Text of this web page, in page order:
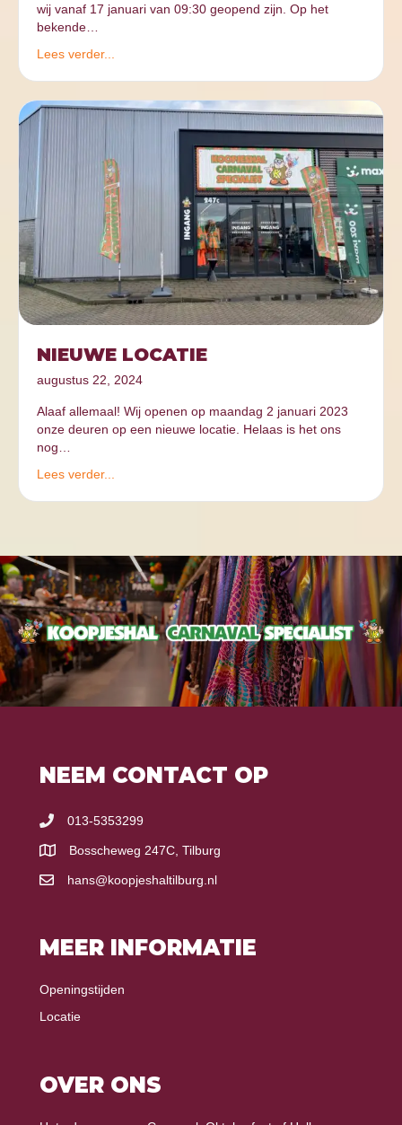
wij vanaf 17 januari van 09:30 geopend zijn. Op het
bekende…
Lees verder...
NIEUWE LOCATIE
augustus 22, 2024
Alaaf allemaal! Wij openen op maandag 2 januari 2023
onze deuren op een nieuwe locatie. Helaas is het ons
nog…
Lees verder...
NEEM CONTACT OP
013-5353299
Bosscheweg 247C, Tilburg
hans@koopjeshaltilburg.nl
MEER INFORMATIE
Openingstijden
Locatie
OVER ONS